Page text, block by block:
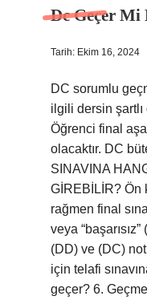
Dc Geçer Mi
Tarih: Ekim 16, 2024
DC sorumlu
ilgili dersin
Öğrenci final
olacaktır. DC
SINAVINA
GİREBİLİR? Ön
rağmen final
veya “başarısız”
(DD) ve (DC)
için telafi
geçer? 6.